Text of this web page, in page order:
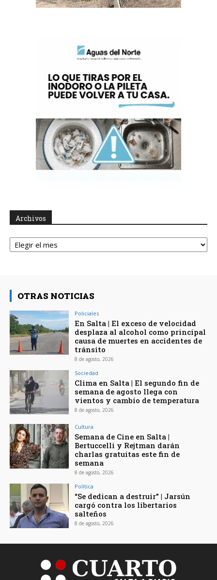
Archivos
Archivos
OTRAS NOTICIAS
Policiales
En Salta | El exceso de velocidad
desplaza al alcohol como principal
causa de muertes en accidentes de
tránsito
8 de agosto, 2026
Sociedad
Clima en Salta | El segundo fin de
semana de agosto llega con
vientos y cambio de temperatura
8 de agosto, 2026
Cultura
Semana de Cine en Salta |
Bertuccelli y Rejtman darán
charlas gratuitas este fin de
semana
8 de agosto, 2026
Política
“Se dedican a destruir” | Jarsún
cargó contra los libertarios
salteños
8 de agosto, 2026